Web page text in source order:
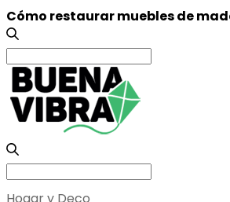
Cómo restaurar muebles de
Search
for:
Search